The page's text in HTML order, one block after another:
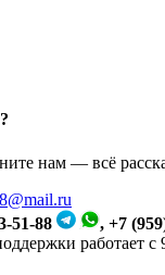
нам — всё
51-88
, +7
работает с